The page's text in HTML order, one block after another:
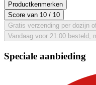
Productkenmerken
Score van 10 / 10
Gratis verzending per dozijn
Vandaag voor 21:00 besteld,
Speciale aanbieding